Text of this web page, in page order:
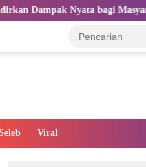
Masyarakat Sangat
Viral